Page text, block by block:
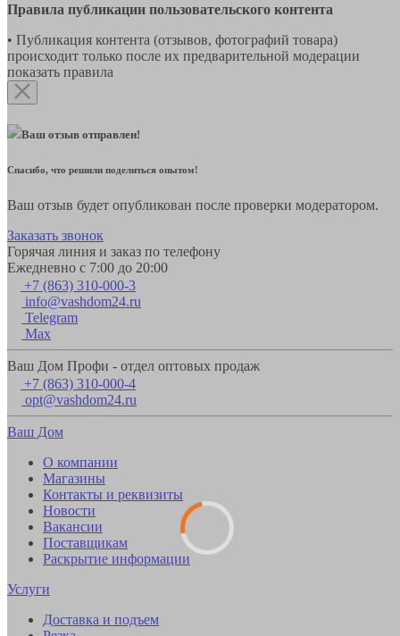
Правила публикации пользовательского контента
• Публикация контента (отзывов, фотографий товара)
происходит только после их предварительной модерации
показать правила
Ваш отзыв отправлен!
Спасибо, что решили поделиться опытом!
Ваш отзыв будет опубликован после проверки модератором.
Заказать звонок
Горячая линия и заказ по телефону
Ежедневно с 7:00 до 20:00
+7 (863) 310-000-3
info@vashdom24.ru
Telegram
Max
Ваш Дом Профи - отдел оптовых продаж
+7 (863) 310-000-4
opt@vashdom24.ru
Ваш Дом
О компании
Магазины
Контакты и реквизиты
Новости
Вакансии
Поставщикам
Раскрытие информации
Услуги
Доставка и подъем